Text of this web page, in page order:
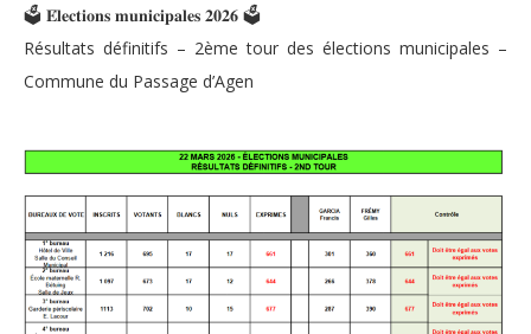
🗳 𝐄́𝐥𝐞𝐜𝐭𝐢𝐨𝐧𝐬 𝐦𝐮𝐧𝐢𝐜𝐢𝐩𝐚𝐥𝐞𝐬 𝟐𝟎𝟐𝟔 🗳
Résultats définitifs – 2ème tour des élections municipales –
Commune du Passage d’Agen